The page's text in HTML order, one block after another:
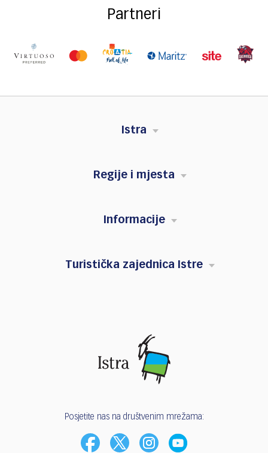
Partneri
Istra
Regije i mjesta
Informacije
Turistička zajednica Istre
Posjetite nas na društvenim mrežama: